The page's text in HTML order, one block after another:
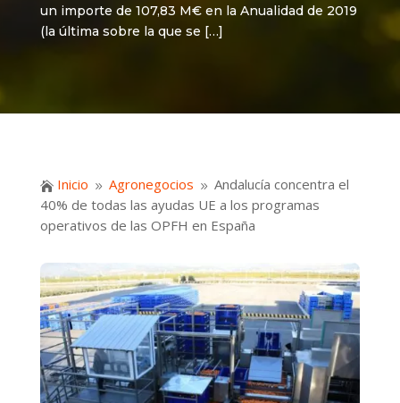
un importe de 107,83 M€ en la Anualidad de 2019
(la última sobre la que se […]
 Inicio 9 Agronegocios 9 Andalucía concentra el
40% de todas las ayudas UE a los programas
operativos de las OPFH en España